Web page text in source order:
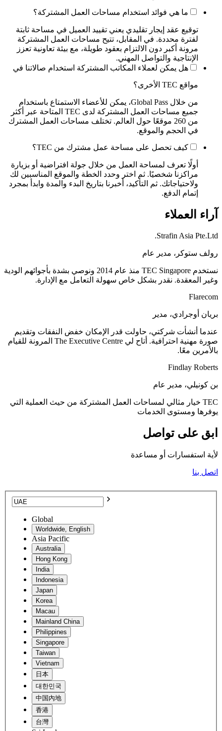
ما هي فوائد استخدام مساحات العمل المشتركة؟
توقيع عقد إيجار تقليدي يعني تقييد العميل في مساحة ثابتة
لفترة محددة. في المقابل، تتيح مساحات العمل المشتركة
مرونة أكبر دون الالتزام بعقود طويلة، مع بيئة تعاونية تعزز
الإنتاجية والتواصل المهني.
هل يمكن لعملاء المكاتب المشتركة استخدام صالاتنا في
مواقع TEC الأخرى؟
من خلال Global Pass، يمكن للأعضاء الاستمتاع باستخدام
جميع مساحات العمل المشتركة لدى TEC المتاحة عبر أكثر
من 260 موقعًا حول العالم. تختلف مساحات العمل المشترك
في الحجم والموقع.
كيف تحصل على مساحة عمل مشترك من TEC؟
أولًا تعرف لمساحة العمل من خلال جولة افتراضية أو بزيارة
مراكزنا شخصيًا. ثم اختر وحدد الخطة والموقع المناسبين لك
ولاحتياجاتك. ثم التأكيد، أخبرنا بتاريخ البدء والمدة وابدأ بمجرد
إتمام الدفع.
آراء العملاء
Strafin Asia Pte.Ltd.
رولف ستوكر، مدير عام
نستخدم TEC Singapore منذ عام 2014 ونوصي بشدة بأجوائهم الودية
وغير المعقدة. نقدر بشكل خاص سهولة التعامل مع الإدارة.
Flarecom
بريان أوجرادي، مدير
عندما أنشأت شركتي، حاولت قدر الإمكان خفض النفقات وتقديم
صورة مهنية احترافية. أتاح لي The Executive Centre المرونة للقيام
بالأمرين معًا.
Findlay Roberts
بن كونيلي، مدير عام
TEC خيار مثالي لمساحات العمل المشتركة من حيث العملية التي
يوفرها ومستوى الخدمات
ابق على تواصل
لأية استفسارات أو مساعدة
اتصل بنا
Global
Worldwide, English
Asia Pacific
Australia
Hong Kong
India
Indonesia
Japan
Korea
Macau
Mainland China
Philippines
Singapore
Taiwan
Vietnam
日本
대한민국
中国內地
香港
台灣